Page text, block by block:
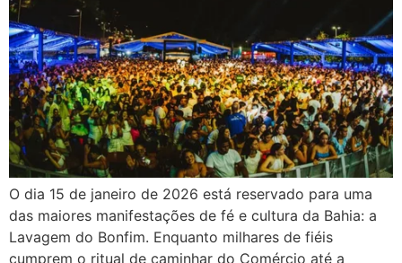
O dia 15 de janeiro de 2026 está reservado para uma
das maiores manifestações de fé e cultura da Bahia: a
Lavagem do Bonfim. Enquanto milhares de fiéis
cumprem o ritual de caminhar do Comércio até a